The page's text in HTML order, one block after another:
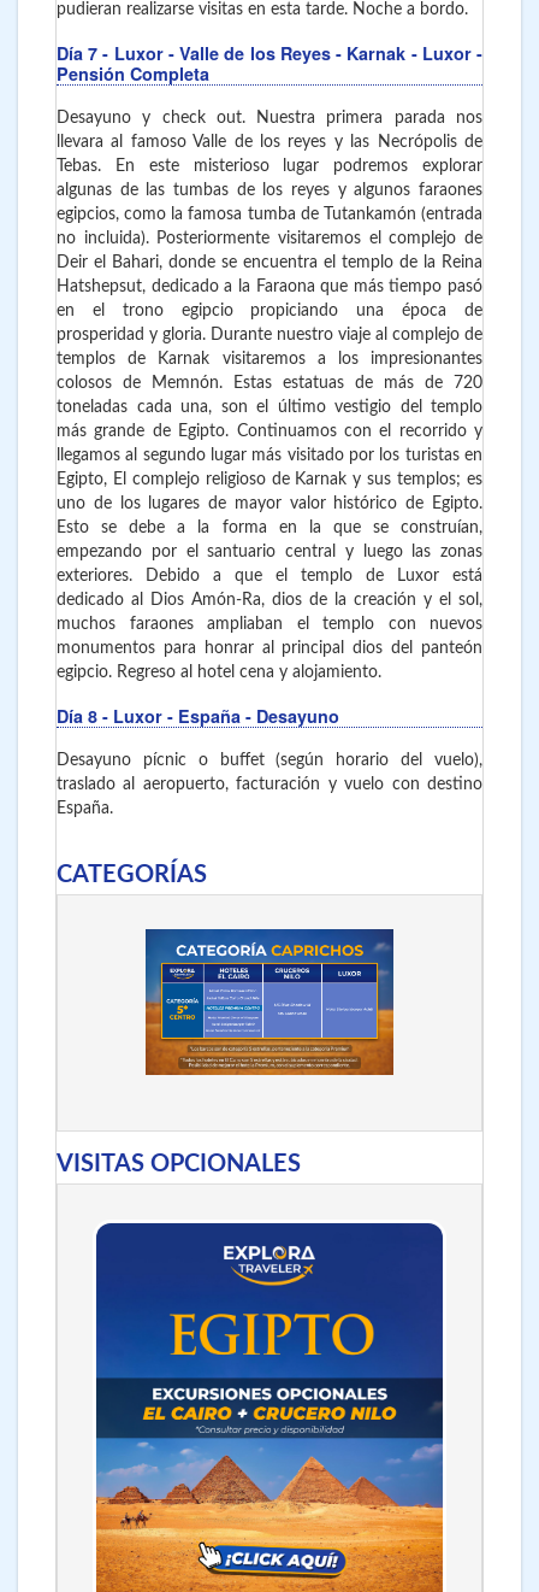
pudieran realizarse visitas en esta tarde. Noche a bordo.
Día 7 - Luxor - Valle de los Reyes - Karnak - Luxor-
Pensión Completa
Desayuno y check out. Nuestra primera parada nos
llevara al famoso Valle de los reyes y las Necrópolis de
Tebas. En este misterioso lugar podremos explorar
algunas de las tumbas de los reyes y algunos faraones
egipcios, como la famosa tumba de Tutankamón (entrada
no incluida). Posteriormente visitaremos el complejo de
Deir el Bahari, donde se encuentra el templo de la Reina
Hatshepsut, dedicado a la Faraona que más tiempo pasó
en el trono egipcio propiciando una época de
prosperidad y gloria. Durante nuestro viaje al complejo de
templos de Karnak visitaremos a los impresionantes
colosos de Memnón. Estas estatuas de más de 720
toneladas cada una, son el último vestigio del templo
más grande de Egipto. Continuamos con el recorrido y
llegamos al segundo lugar más visitado por los turistas en
Egipto, El complejo religioso de Karnak y sus templos; es
uno de los lugares de mayor valor histórico de Egipto.
Esto se debe a la forma en la que se construían,
empezando por el santuario central y luego las zonas
exteriores. Debido a que el templo de Luxor está
dedicado al Dios Amón-Ra, dios de la creación y el sol,
muchos faraones ampliaban el templo con nuevos
monumentos para honrar al principal dios del panteón
egipcio. Regreso al hotel cena y alojamiento.
Día 8 - Luxor - España - Desayuno
Desayuno pícnic o buffet (según horario del vuelo),
traslado al aeropuerto, facturación y vuelo con destino
España.
CATEGORÍAS
VISITAS OPCIONALES